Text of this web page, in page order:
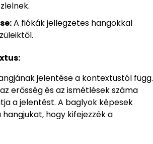
A fiókák jellegzetes hangokkal
jelentése a kontextustól függ.
erősség és az ismétlések száma
a jelentést. A baglyok képesek
hogy kifejezzék a